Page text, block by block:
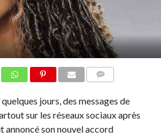
jours, des messages de
sur les réseaux sociaux après
annoncé son nouvel accord